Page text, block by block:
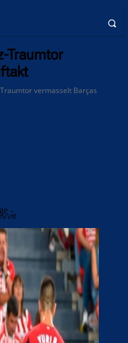
Traumtor
vermasselt Barças
-